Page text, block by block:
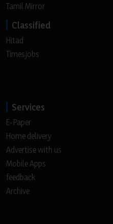
Tamil Mirror
Classified
Hitad
Timesjobs
Services
E-Paper
Home delivery
Advertise with us
Mobile Apps
feedback
Archive